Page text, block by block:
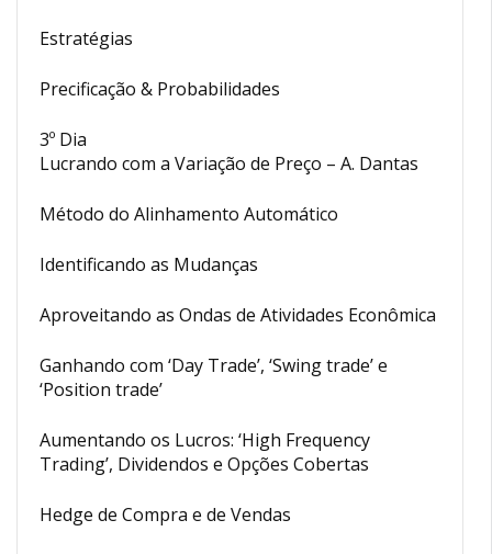
Estratégias
Precificação & Probabilidades
3º Dia
Lucrando com a Variação de Preço – A. Dantas
Método do Alinhamento Automático
Identificando as Mudanças
Aproveitando as Ondas de Atividades Econômica
Ganhando com ‘Day Trade’, ‘Swing trade’ e
‘Position trade’
Aumentando os Lucros: ‘High Frequency
Trading’, Dividendos e Opções Cobertas
Hedge de Compra e de Vendas